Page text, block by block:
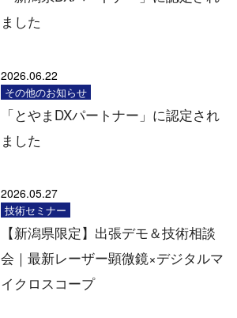
ました
2026.06.22
その他のお知らせ
「とやまDXパートナー」に認定され
ました
2026.05.27
技術セミナー
【新潟県限定】出張デモ＆技術相談
会｜最新レーザー顕微鏡×デジタルマ
イクロスコープ